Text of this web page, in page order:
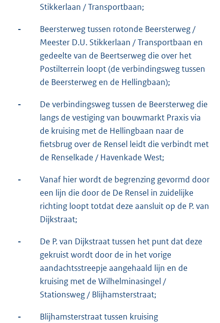
Stikkerlaan / Transportbaan;
-
Beersterweg tussen rotonde Beersterweg /
Meester D.U. Stikkerlaan / Transportbaan en
gedeelte van de Beertserweg die over het
Postilterrein loopt (de verbindingsweg tussen
de Beersterweg en de Hellingbaan);
-
De verbindingsweg tussen de Beersterweg die
langs de vestiging van bouwmarkt Praxis via
de kruising met de Hellingbaan naar de
fietsbrug over de Rensel leidt die verbindt met
de Renselkade / Havenkade West;
-
Vanaf hier wordt de begrenzing gevormd door
een lijn die door de De Rensel in zuidelijke
richting loopt totdat deze aansluit op de P. van
Dijkstraat;
-
De P. van Dijkstraat tussen het punt dat deze
gekruist wordt door de in het vorige
aandachtsstreepje aangehaald lijn en de
kruising met de Wilhelminasingel /
Stationsweg / Blijhamsterstraat;
-
Blijhamsterstraat tussen kruising